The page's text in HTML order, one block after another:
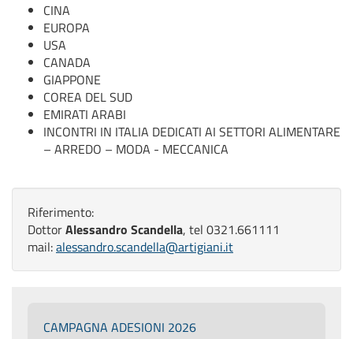
CINA
EUROPA
USA
CANADA
GIAPPONE
COREA DEL SUD
EMIRATI ARABI
INCONTRI IN ITALIA DEDICATI AI SETTORI ALIMENTARE
– ARREDO – MODA - MECCANICA
Riferimento:
DottorAlessandro Scandella, tel 0321.661111
mail:alessandro.scandella@artigiani.it
CAMPAGNA ADESIONI 2026